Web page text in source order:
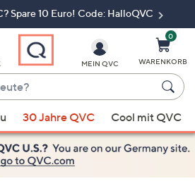
Spare 10 Euro! Code: HalloQVC
MEIN QVC
0
WARENKORB
30 Jahre QVC Cool mit QVC